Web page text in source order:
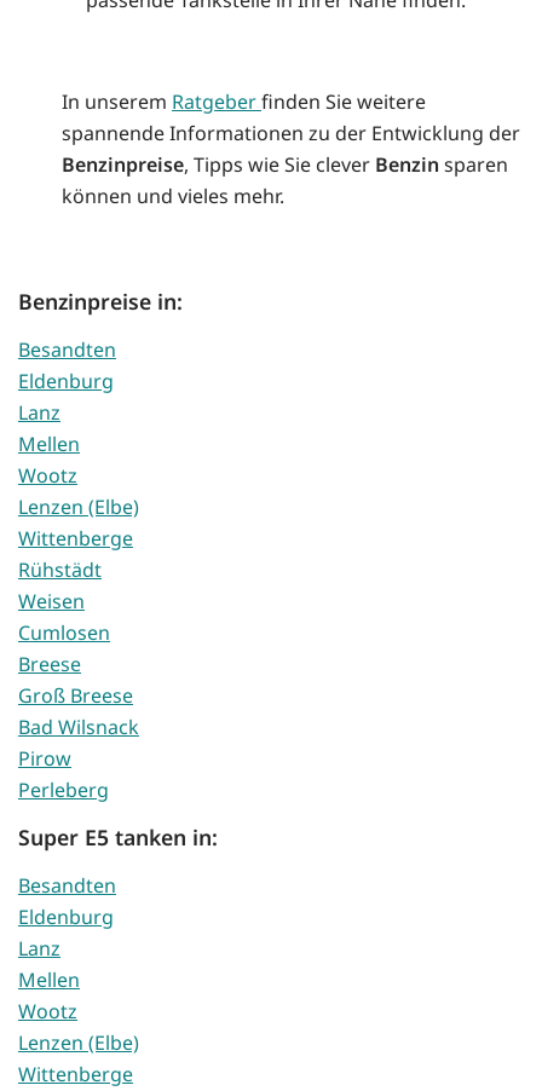
In unserem Ratgeberfinden Sie weitere
spannende Informationen zu der Entwicklung der
Benzinpreise, Tipps wie Sie clever Benzin sparen
können und vieles mehr.
Benzinpreise in:
Besandten
Eldenburg
Lanz
Mellen
Wootz
Lenzen (Elbe)
Wittenberge
Rühstädt
Weisen
Cumlosen
Breese
Groß Breese
Bad Wilsnack
Pirow
Perleberg
Super E5 tanken in:
Besandten
Eldenburg
Lanz
Mellen
Wootz
Lenzen (Elbe)
Wittenberge